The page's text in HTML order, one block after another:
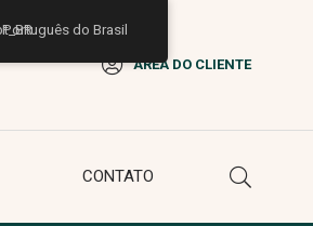
ÁREA DO CLIENTE
CONTATO
Português do Brasil